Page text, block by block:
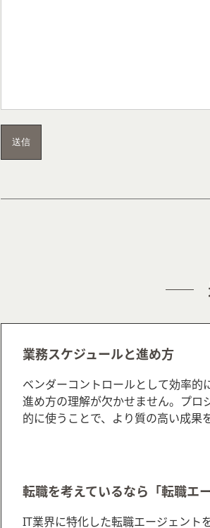
業務スケジュールと進め方
ベンダーコントロールとして効率的
進め方の理解が欠かせません。プロ
的に使うことで、より質の高い成果
転職を考えているなら「転職エ
IT業界に特化した転職エージェント